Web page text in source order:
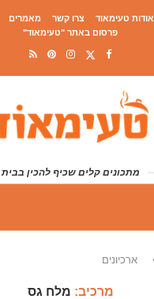
אודות טעימאוד צרו קשר מאמרים
פרסום באתר "טעימאוד"
מתכונים קלים שכיף להכין בבית
ארכיונים
מרכיב: מלח גס